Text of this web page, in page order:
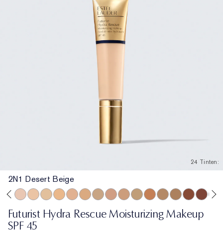
24 Tinten:
2N1 Desert Beige
Futurist Hydra Rescue Moisturizing Makeup
SPF 45